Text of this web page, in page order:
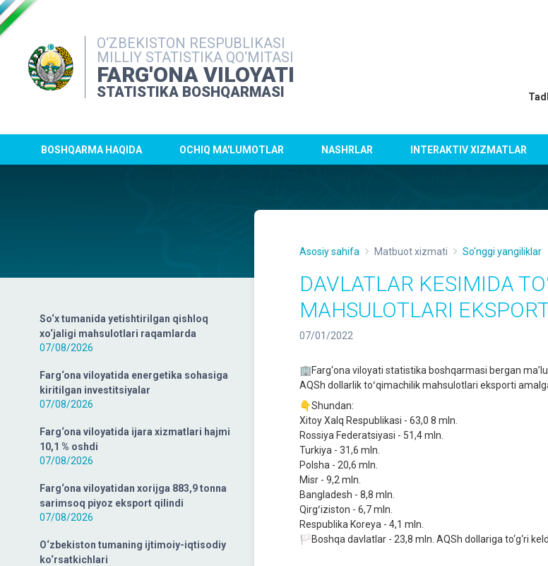
O‘ZBEKISTON RESPUBLIKASI
MILLIY STATISTIKA QO‘MITASI
FARG'ONA VILOYATI
STATISTIKA BOSHQARMASI
BOSHQARMA HAQIDA OCHIQ MA'LUMOTLAR NASHRLAR INTERAKTIV XIZMATLAR
So‘x tumanida yetishtirilgan qishloq
xo‘jaligi mahsulotlari raqamlarda
07/08/2026
Farg‘ona viloyatida energetika sohasiga
kiritilgan investitsiyalar
07/08/2026
Farg‘ona viloyatida ijara xizmatlari hajmi
10,1 % oshdi
07/08/2026
Farg‘ona viloyatidan xorijga 883,9 tonna
sarimsoq piyoz eksport qilindi
07/08/2026
O‘zbekiston tumaning ijtimoiy-iqtisodiy
ko‘rsatkichlari
Asosiy sahifa Matbuot xizmati So'nggi yangiliklar
DAVLATLAR KESIMIDA
MAHSULOTLARI
07/01/2022
🏢Farg‘ona viloyati statistika boshqarmasi bergan
AQSh dollarlik toʻqimachilik mahsulotlari eksporti
👇Shundan:
Xitoy Xalq Respublikasi - 63,0 8 mln.
Rossiya Federatsiyasi - 51,4 mln.
Turkiya - 31,6 mln.
Polsha - 20,6 mln.
Misr - 9,2 mln.
Bangladesh - 8,8 mln.
Qirgʻiziston - 6,7 mln.
Respublika Koreya - 4,1 mln.
🏳️Boshqa davlatlar - 23,8 mln. AQSh dollariga to‘g‘ri